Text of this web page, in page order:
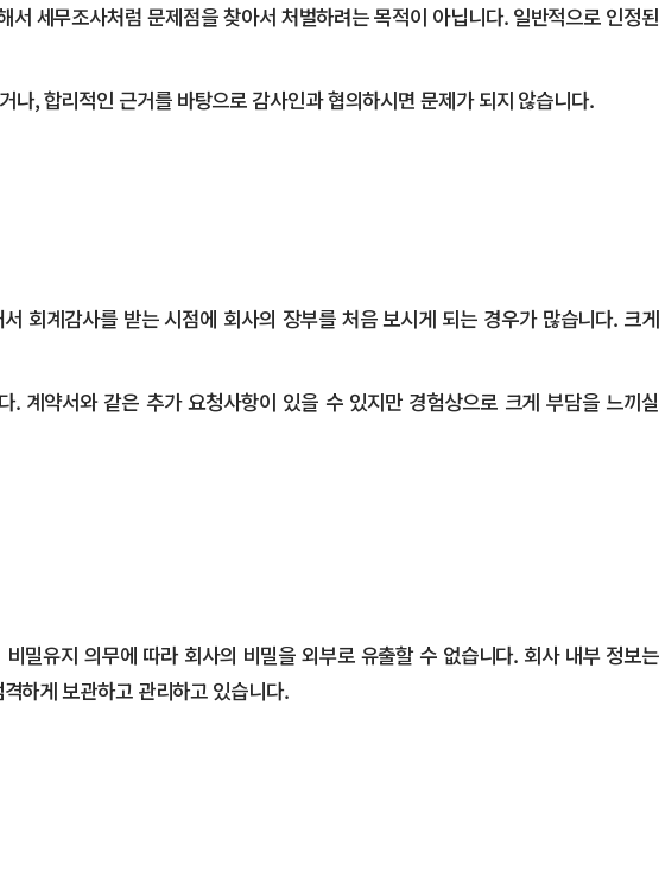
세무조사처럼 문제점을 찾아서 처벌하려는 목적이 아닙니다. 일반적으로 인정된
, 합리적인 근거를 바탕으로 감사인과 협의하시면 문제가 되지 않습니다.
회계감사를 받는 시점에 회사의 장부를 처음 보시게 되는 경우가 많습니다. 크게
계약서와 같은 추가 요청사항이 있을 수 있지만 경험상으로 크게 부담을 느끼실
밀유지 의무에 따라 회사의 비밀을 외부로 유출할 수 없습니다. 회사 내부 정보는
하게 보관하고 관리하고 있습니다.